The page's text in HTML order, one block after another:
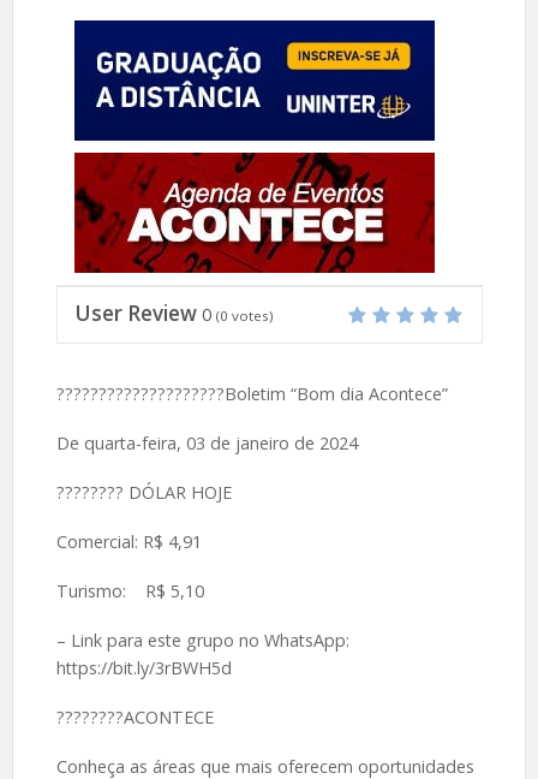
User Review 0 (0 votes)
????????????????????Boletim “Bom dia Acontece”
De quarta-feira, 03 de janeiro de 2024
????️???? DÓLAR HOJE
Comercial: R$ 4,91
Turismo: R$ 5,10
– Link para este grupo no WhatsApp:
https://bit.ly/3rBWH5d
????️????ACONTECE
Conheça as áreas que mais oferecem oportunidades